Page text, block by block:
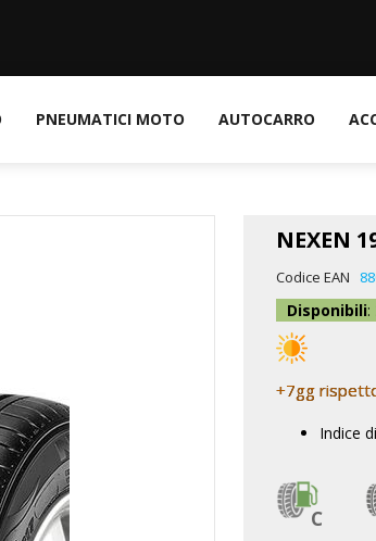
PNEUMATICI MOTO AUTOCARRO
NEXEN
Codice EAN
Disponibili:
+7gg
Indice
C